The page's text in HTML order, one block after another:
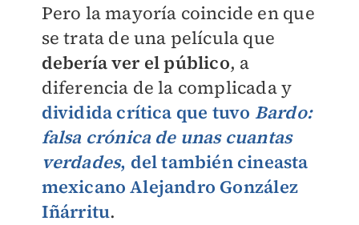
Pero la mayoría coincide en que
se trata de una película que
debería ver el público, a
diferencia de la complicada y
dividida crítica que tuvo Bardo:
falsa crónica de unas cuantas
verdades, del también cineasta
mexicano Alejandro González
Iñárritu.